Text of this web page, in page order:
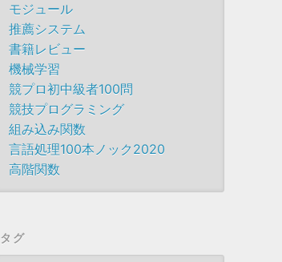
モジュール
推薦システム
書籍レビュー
機械学習
競プロ初中級者100問
競技プログラミング
組み込み関数
言語処理100本ノック2020
高階関数
タグ